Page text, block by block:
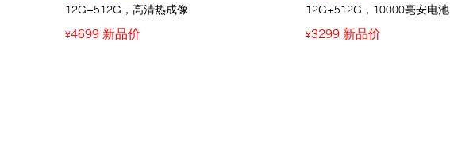
12G+512G，高清热成像
¥4699 新品价
12G+512G，10000毫安电池
¥3299 新品价